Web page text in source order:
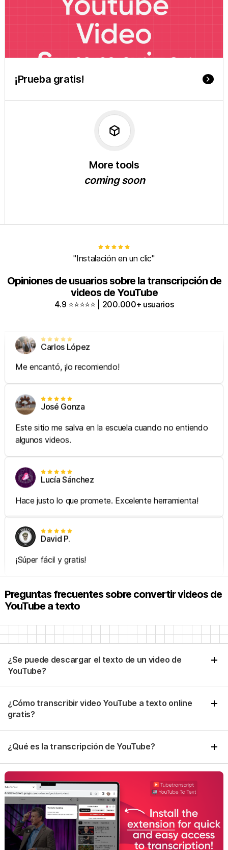
¡Prueba gratis! keyboard_arrow_right
deployed_code
More tools
coming soon
"Funcionamiento estable sin fallos"
Opiniones de usuarios sobre la transcripción de
videos de YouTube
4.9 ⭐⭐⭐⭐⭐ | 200.000+ usuarios
Carlos López
Me encantó, ¡lo recomiendo!
José Gonza
Este sitio me salva en la escuela cuando no entiendo
algunos videos.
Lucía Sánchez
Hace justo lo que promete. Excelente herramienta!
David P.
¡Súper fácil y gratis!
Gaurav Sha
Paula H.
mis videos. Lo recomiendo!
Antonio Rodríguez
Funciona perfecto. Puedes guardar el texto con o sin
Pablo Ramírez
Súper práctico
Preguntas frecuentes sobre convertir videos de
YouTube a texto
¿Se puede descargar el texto de un video de
YouTube?
¿Cómo transcribir video YouTube a texto online
gratis?
¿Qué es la transcripción de YouTube?